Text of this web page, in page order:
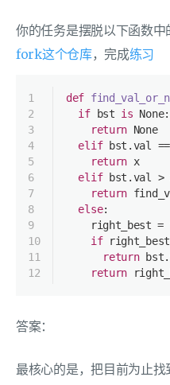
你的任务是摆脱以下函数中
fork这个仓库，完成练习
1
2
3
4
5
6
7
8
9
10
11
12
def
if bst is None:
return None
elif bst.val
return x
elif bst.val >
return
else:
right_best =
if right_best
return
return
答案：
最核心的是，把目前为止